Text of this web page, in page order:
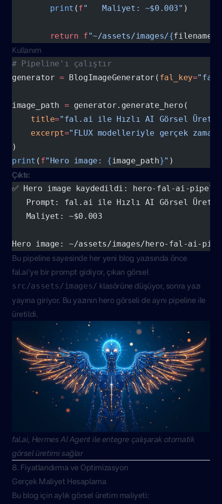
        print
(f"   Maliyet: ~$0.003" )
        return
f"~/assets/images/{filename
Kullanım
# Pipeline'ı çalıştır
generator = BlogImageGenerator( fal_key=
image_path = generator.generate_hero(
    title
="fal.ai ile Hızlı AI Görsel
    excerpt
="FLUX modelleriyle gerçek
)
print ( f"Hero image: {image_path}" )
Çıktı:
✅ Hero image kaydedildi: hero-fal-ai-
Prompt: fal.ai ile Hızlı AI Görsel
   Maliyet: ~$0.003
Hero image: ~/assets/images/hero-fal-ai-
Bu pipeline sayesinde her yeni blog yazısında önce
fal.ai’ye bir prompt gidiyor, çıkan görsel
src/assets/images/ klasörüne düşüyor, sonra yazı
yayına giriyor. Bu yazının hero görseli de aynı pipeline ile
üretildi.
fal.ai, Hermes AI Agent ile entegre çalışarak otomatik
görsel üretimi sağlar
8. Fiyatlandırma ve Optimizasyon
Gerçek Maliyet Hesaplama
Bu blog için aylık görsel üretim maliyeti: